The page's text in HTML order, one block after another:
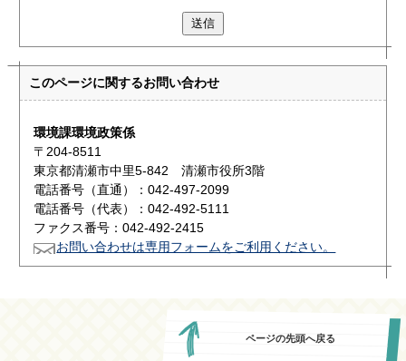
送信
このページに関するお問い合わせ
環境課環境政策係
〒204-8511
東京都清瀬市中里5-842 清瀬市役所3階
電話番号（直通）：042-497-2099
電話番号（代表）：042-492-5111
ファクス番号：042-492-2415
お問い合わせは専用フォームをご利用ください。
ページの先頭へ戻る